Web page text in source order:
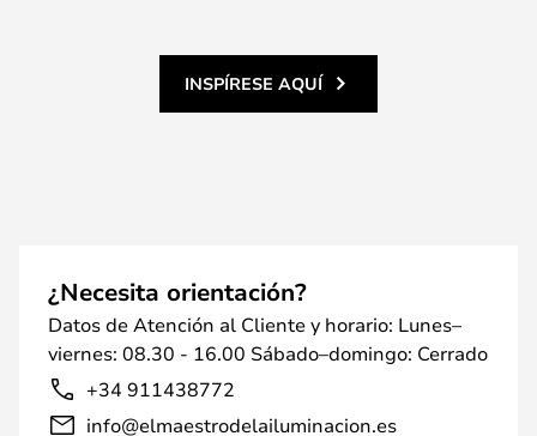
INSPÍRESE AQUÍ
¿Necesita orientación?
Datos de Atención al Cliente y horario: Lunes–
viernes: 08.30 - 16.00 Sábado–domingo: Cerrado
+34 911438772
info@elmaestrodelailuminacion.es